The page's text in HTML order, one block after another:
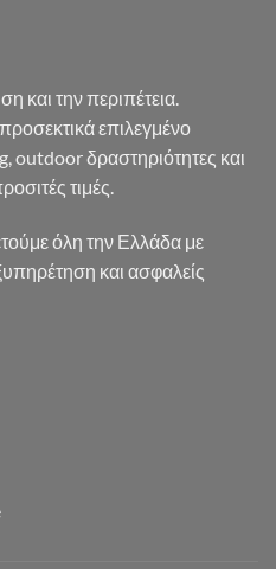
και την περιπέτεια.
επιλεγμένο
outdoor δραστηριότητες και
τιμές.
όλη την Ελλάδα με
και ασφαλείς